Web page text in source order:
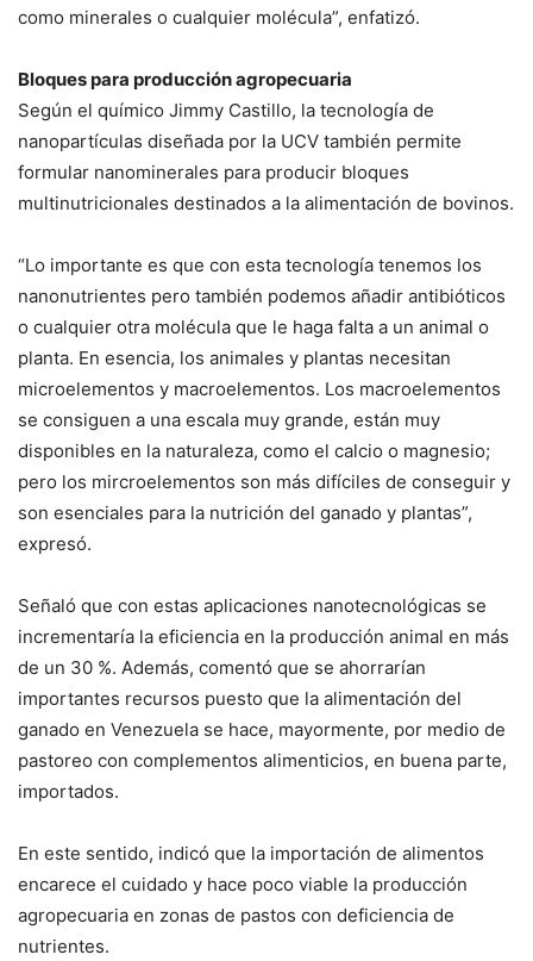
como minerales o cualquier molécula”, enfatizó.
Bloques para producción agropecuaria
Según el químico Jimmy Castillo, la tecnología de
nanopartículas diseñada por la UCV también permite
formular nanominerales para producir bloques
multinutricionales destinados a la alimentación de bovinos.
“Lo importante es que con esta tecnología tenemos los
nanonutrientes pero también podemos añadir antibióticos
o cualquier otra molécula que le haga falta a un animal o
planta. En esencia, los animales y plantas necesitan
microelementos y macroelementos. Los macroelementos
se consiguen a una escala muy grande, están muy
disponibles en la naturaleza, como el calcio o magnesio;
pero los mircroelementos son más difíciles de conseguir y
son esenciales para la nutrición del ganado y plantas”,
expresó.
Señaló que con estas aplicaciones nanotecnológicas se
incrementaría la eficiencia en la producción animal en más
de un 30 %. Además, comentó que se ahorrarían
importantes recursos puesto que la alimentación del
ganado en Venezuela se hace, mayormente, por medio de
pastoreo con complementos alimenticios, en buena parte,
importados.
En este sentido, indicó que la importación de alimentos
encarece el cuidado y hace poco viable la producción
agropecuaria en zonas de pastos con deficiencia de
nutrientes.